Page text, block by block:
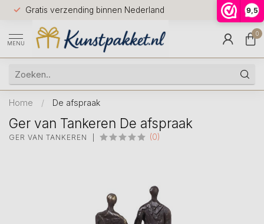
9,5
Gratis verzending binnen Nederland
Voor
huis
9.5
MENU
0
Home / De afspraak
Ger van Tankeren De afspraak
GER VAN TANKEREN (0)